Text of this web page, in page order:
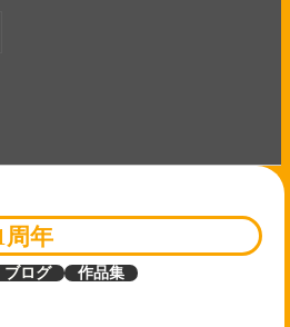
周年
ブログ
作品集